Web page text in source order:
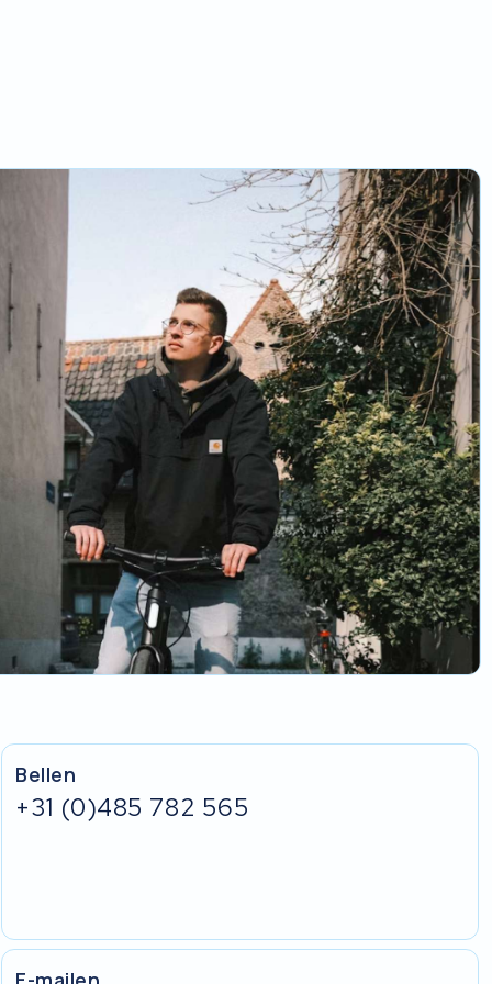
Bellen
+31 (0)485 782 565